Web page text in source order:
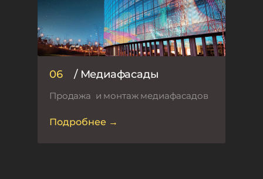
06/ Медиафасады
Продажа и монтаж медиафасадов
Подробнее →